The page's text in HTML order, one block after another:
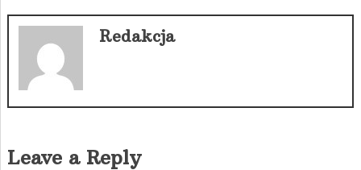
Redakcja
Leave a Reply